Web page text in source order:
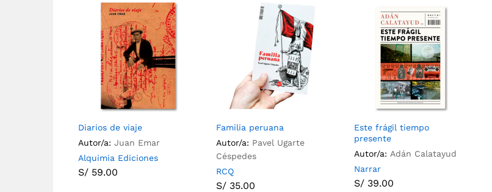
Diarios de viaje
Autor/a: Juan Emar
Alquimia Ediciones
S/ 59.00
Familia peruana
Autor/a: Pavel Ugarte
Céspedes
RCQ
S/ 35.00
Este frágil tiempo
presente
Autor/a: Adán Calatayud
Narrar
S/ 39.00